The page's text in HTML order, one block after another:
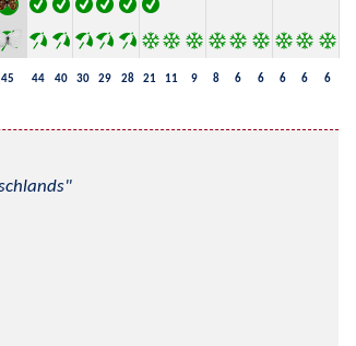
45 44 40 30 29 28 21 11 9 8 6 6 6 6 6